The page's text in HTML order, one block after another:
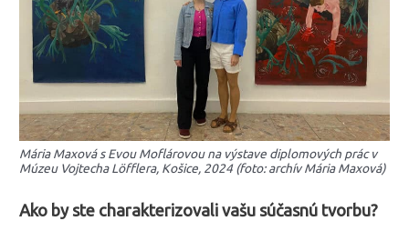
Mária Maxová s Evou Moflárovou na výstave diplomových prác v
Múzeu Vojtecha Löfflera, Košice, 2024 (foto: archív Mária Maxová)
Ako by ste charakterizovali vašu súčasnú tvorbu?